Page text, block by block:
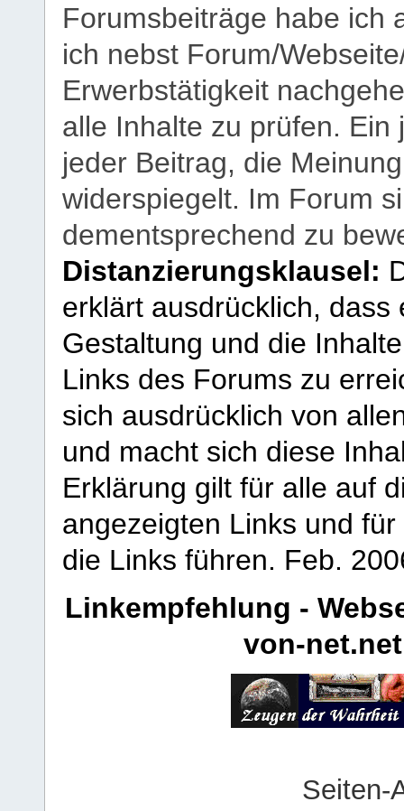
Forumsbeiträge habe ich
ich nebst Forum/
Erwerbstätigkeit
alle Inhalte zu prüfen.
jeder Beitrag, die
widerspiegelt. Im Forum
dementsprechend zu
Distanzierungsklausel:
erklärt ausdrücklich,
Gestaltung und die
Links des Forums zu
sich ausdrücklich von
und macht sich diese
Erklärung gilt für alle auf
angezeigten Links und
die Links führen. Feb.
Linkempfehlung -
von-net.net
Seiten-